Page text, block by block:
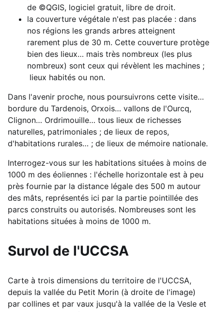
de ©QGIS, logiciel gratuit, libre de droit.
la couverture végétale n'est pas placée : dans
nos régions les grands arbres atteignent
rarement plus de 30 m. Cette couverture protège
bien des lieux… mais très nombreux (les plus
nombreux) sont ceux qui révèlent les machines ;
lieux habités ou non.
Dans l'avenir proche, nous poursuivrons cette visite…
bordure du Tardenois, Orxois… vallons de l'Ourcq,
Clignon… Ordrimouille… tous lieux de richesses
naturelles, patrimoniales ; de lieux de repos,
d'habitations rurales… ; de lieux de mémoire nationale.
Interrogez-vous sur les habitations situées à moins de
1000 m des éoliennes : l'échelle horizontale est à peu
près fournie par la distance légale des 500 m autour
des mâts, représentés ici par la partie pointillée des
parcs construits ou autorisés. Nombreuses sont les
habitations situées à moins de 1000 m.
Survol de l'UCCSA
Carte à trois dimensions du territoire de l'UCCSA,
depuis la vallée du Petit Morin (à droite de l'image)
par collines et par vaux jusqu'à la vallée de la Vesle et